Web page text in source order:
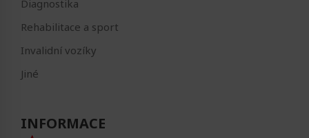
Diagnostika
Rehabilitace a sport
Invalidní vozíky
Jiné
INFORMACE